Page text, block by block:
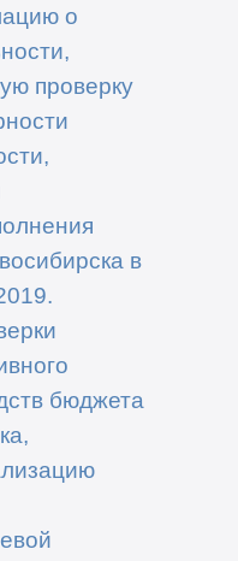
о
проверку
в
бюджета